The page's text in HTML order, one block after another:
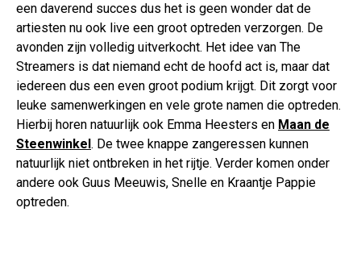
een daverend succes dus het is geen wonder dat de
artiesten nu ook live een groot optreden verzorgen. De
avonden zijn volledig uitverkocht. Het idee van The
Streamers is dat niemand echt de hoofd act is, maar dat
iedereen dus een even groot podium krijgt. Dit zorgt voor
leuke samenwerkingen en vele grote namen die optreden.
Hierbij horen natuurlijk ook Emma Heesters en Maan de
Steenwinkel . De twee knappe zangeressen kunnen
natuurlijk niet ontbreken in het rijtje. Verder komen onder
andere ook Guus Meeuwis, Snelle en Kraantje Pappie
optreden.